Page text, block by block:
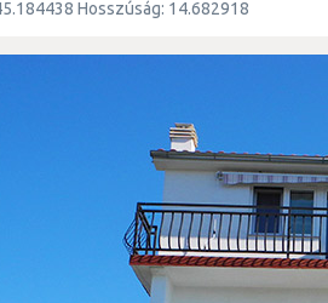
Hosszúság: 14.682918